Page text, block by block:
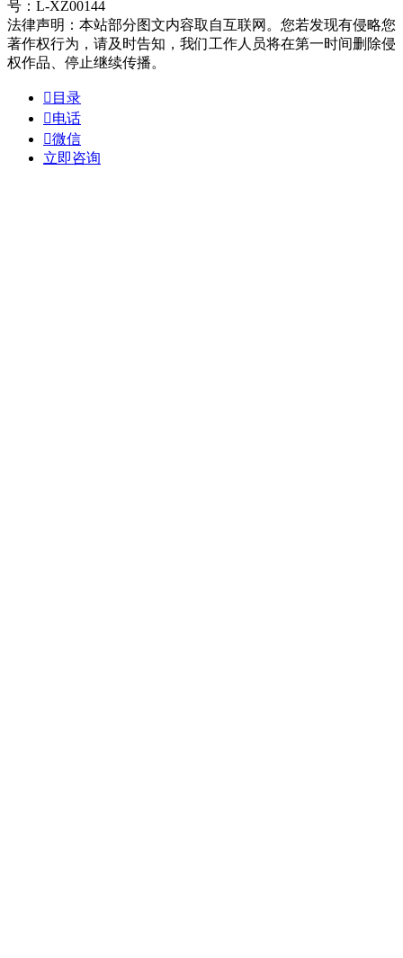
号：L-XZ00144
法律声明：本站部分图文内容取自互联网。您若发现有侵略您
著作权行为，请及时告知，我们工作人员将在第一时间删除侵
权作品、停止继续传播。
 目录
电话
微信
立即咨询